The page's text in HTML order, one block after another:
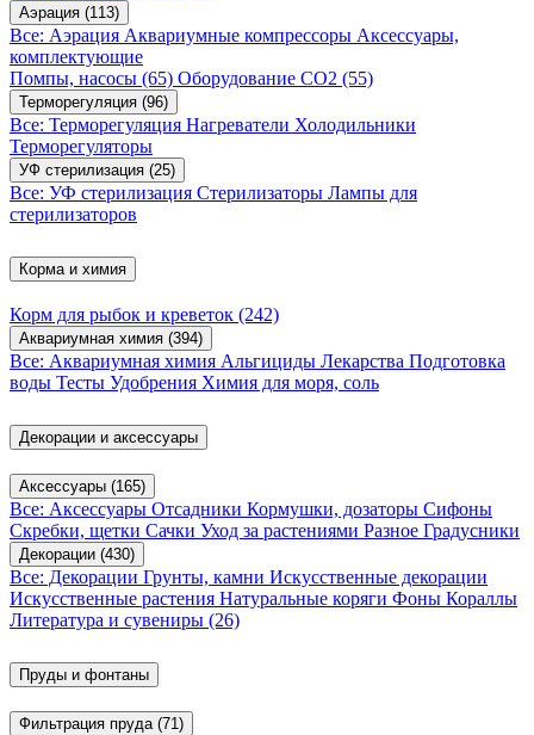
Аэрация (113)
Все: Аэрация Аквариумные компрессоры Аксессуары,
комплектующие
Помпы, насосы (65) Оборудование CO2 (55)
Терморегуляция (96)
Все: Терморегуляция Нагреватели Холодильники
Терморегуляторы
УФ стерилизация (25)
Все: УФ стерилизация Стерилизаторы Лампы для
стерилизаторов
Корма и химия
Корм для рыбок и креветок (242)
Аквариумная химия (394)
Все: Аквариумная химия Альгициды Лекарства Подготовка
воды Тесты Удобрения Химия для моря, соль
Декорации и аксессуары
Аксессуары (165)
Все: Аксессуары Отсадники Кормушки, дозаторы Сифоны
Скребки, щетки Сачки Уход за растениями Разное Градусники
Декорации (430)
Все: Декорации Грунты, камни Искусственные декорации
Искусственные растения Натуральные коряги Фоны Кораллы
Литература и сувениры (26)
Пруды и фонтаны
Фильтрация пруда (71)